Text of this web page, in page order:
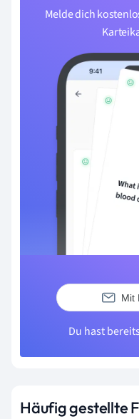
Melde dich
Mit
Du hast
Häufig gestellte